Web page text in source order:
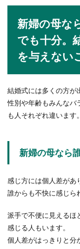
新婦の母な
でも十分。
を与えない
結婚式には多くの方が
性別や年齢もみんなバ
も人それぞれ違います。
新婦の母なら
感じ方には個人差があ
誰からも不快に感じら
派手で不便に見えるほ
感じる人もいます。
個人差がはっきりと分